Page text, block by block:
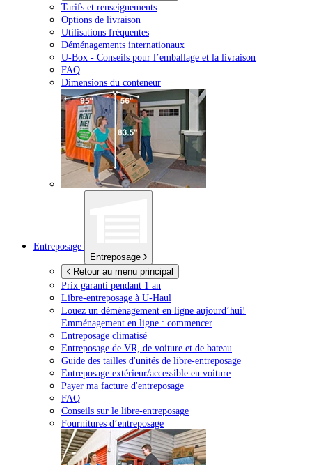
Tarifs et renseignements
Options de livraison
Utilisations fréquentes
Déménagements internationaux
U-Box - Conseils pour l’emballage et la livraison
FAQ
Dimensions du conteneur
Entreposage
Entreposage
Retour au menu principal
Prix garanti pendant 1 an
Libre-entreposage à U-Haul
Louez un déménagement en ligne aujourd’hui!
Emménagement en ligne : commencer
Entreposage climatisé
Entreposage de VR, de voiture et de bateau
Guide des tailles d'unités de libre-entreposage
Entreposage extérieur/accessible en voiture
Payer ma facture d'entreposage
FAQ
Conseils sur le libre-entreposage
Fournitures d’entreposage